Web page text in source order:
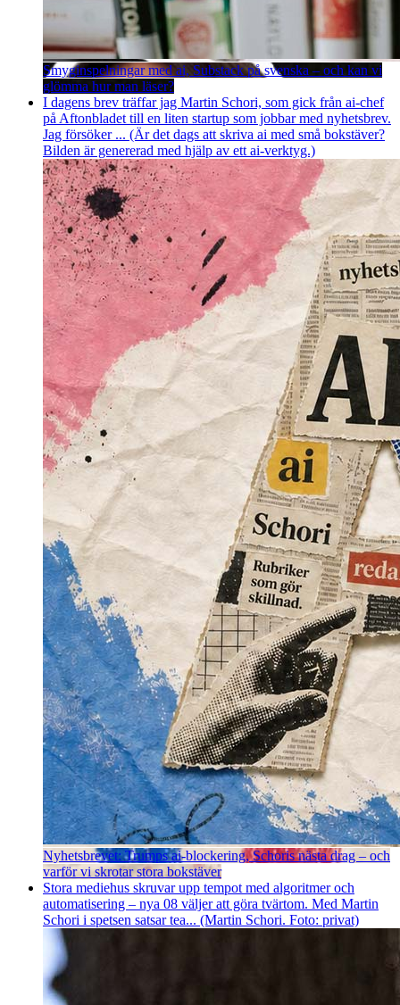
Smyginspelningar med ai, Substack på svenska – och kan vi
glömma hur man läser?
I dagens brev träffar jag Martin Schori, som gick från ai-chef
på Aftonbladet till en liten startup som jobbar med nyhetsbrev.
Jag försöker ... (Är det dags att skriva ai med små bokstäver?
Bilden är genererad med hjälp av ett ai-verktyg.)
Nyhetsbrevet: Trumps ai-blockering, Schoris nästa drag – och
varför vi skrotar stora bokstäver
Stora mediehus skruvar upp tempot med algoritmer och
automatisering – nya 08 väljer att göra tvärtom. Med Martin
Schori i spetsen satsar tea... (Martin Schori. Foto: privat)